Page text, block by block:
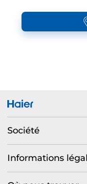
Société
Informations